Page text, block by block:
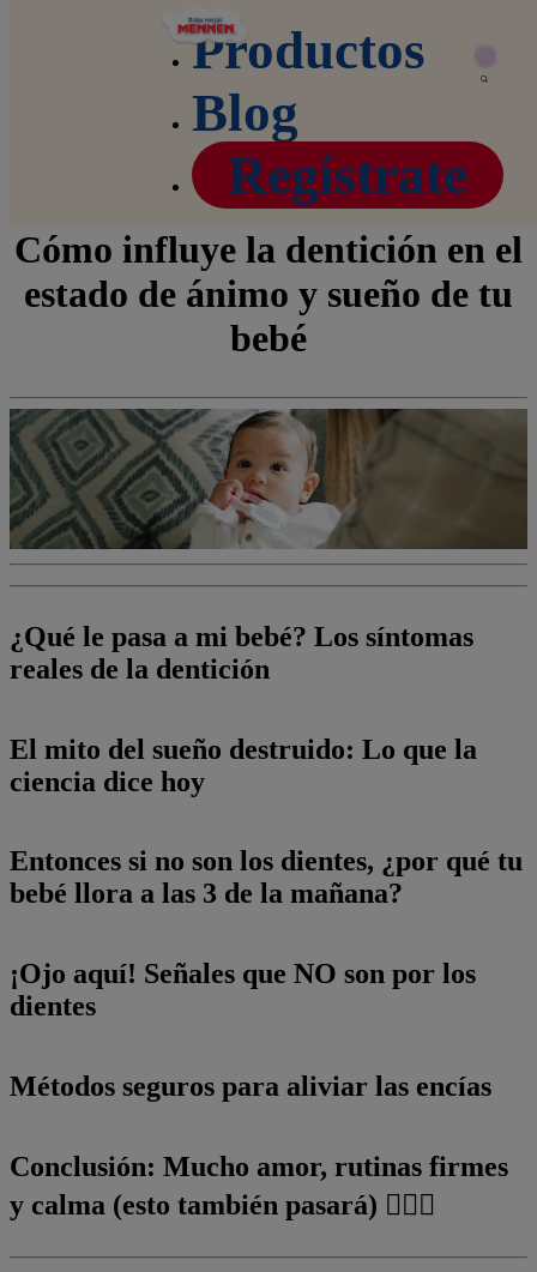
Productos
Blog
Regístrate
Dentición en bebés: Cómo influye en su sueño y estado de
Dientes nuevos, retos nuevos:
Cómo influye la dentición en el
estado de ánimo y sueño de tu
bebé
¿Qué le pasa a mi bebé? Los síntomas
reales de la dentición
El mito del sueño destruido: Lo que la
ciencia dice hoy
Entonces si no son los dientes, ¿por qué tu
bebé llora a las 3 de la mañana?
¡Ojo aquí! Señales que NO son por los
dientes
Métodos seguros para aliviar las encías
Conclusión: Mucho amor, rutinas firmes
y calma (esto también pasará) 🧘‍♀️✨